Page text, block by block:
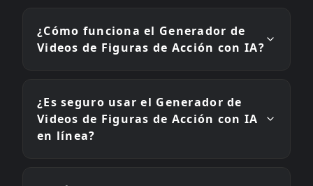
¿Cómo funciona el Generador de
Videos de Figuras de Acción con IA?
¿Es seguro usar el Generador de
Videos de Figuras de Acción con IA
en línea?